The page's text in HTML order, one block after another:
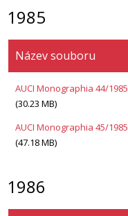
1985
Název souboru
AUCI Monographia 44/1985
(30.23 MB)
AUCI Monographia 45/1985
(47.18 MB)
1986